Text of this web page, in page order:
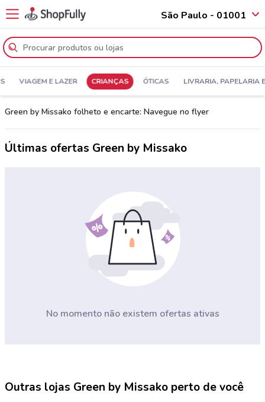
São Paulo - 01001
VIAGEM E LAZER CRIANÇAS ÓTICAS LIVRARIA, PAPELARIA
Green by Missako folheto e encarte: Navegue no flyer
Últimas ofertas Green by Missako
No momento não existem ofertas ativas
Outras lojas Green by Missako perto de você